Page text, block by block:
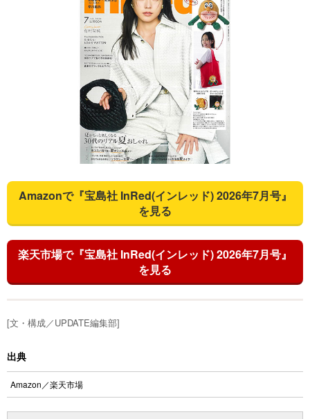
Amazonで『宝島社 InRed(インレッド) 2026年7月号』
を見る
楽天市場で『宝島社 InRed(インレッド) 2026年7月号』
を見る
[文・構成／UPDATE編集部]
出典
Amazon ／楽天市場